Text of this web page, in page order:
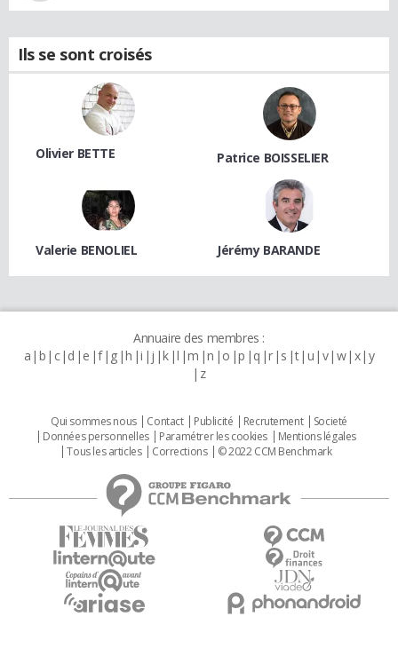
Ils se sont croisés
Olivier BETTE Patrice BOISSELIER
Valerie BENOLIEL Jérémy BARANDE
Annuaire des membres :
a b c d e f g h i j k l m n o p q r s t u v w x y
z
Qui sommes nous Contact Publicité Recrutement
Societé
Données personnelles
Paramétrer les cookies
Mentions légales
Tous les articles
Corrections © 2022 CCM Benchmark